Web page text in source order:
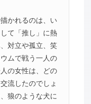
かれるのは、い
て「推し」に熱
対立や孤立、笑
ムで戦う一人の
の女性は、どの
流したのでしょ
狼のような犬に